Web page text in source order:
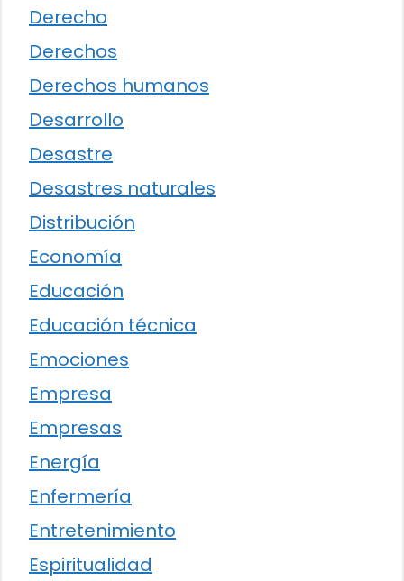
Derecho
Derechos
Derechos humanos
Desarrollo
Desastre
Desastres naturales
Distribución
Economía
Educación
Educación técnica
Emociones
Empresa
Empresas
Energía
Enfermería
Entretenimiento
Espiritualidad